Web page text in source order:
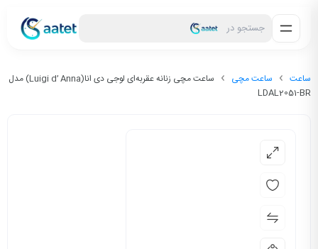
جستجو در
ساعت ساعت مچی
ساعت مچی زنانه عقربه‌ای لوجی دی انا(Luigi d’ Anna) مدل
LDAL2051-BR